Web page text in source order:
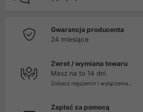
Gwarancja producenta
24 miesiące
Zwrot / wymiana towaru
Masz na to 14 dni.
Zobacz regulamin i wyłączenia...
Zapłać za pomocą